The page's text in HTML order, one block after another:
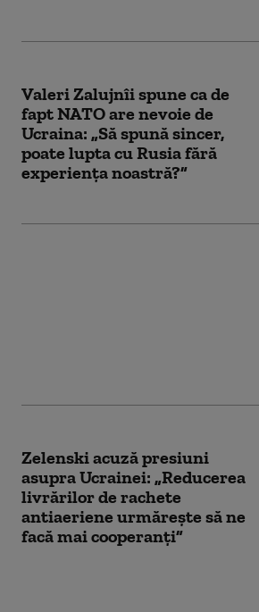
Valeri Zalujnîi spune ca de
fapt NATO are nevoie de
Ucraina: „Să spună sincer,
poate lupta cu Rusia fără
experiența noastră?”
Zelenski acuză presiuni
asupra Ucrainei: „Reducerea
livrărilor de rachete
antiaeriene urmărește să ne
facă mai cooperanți”